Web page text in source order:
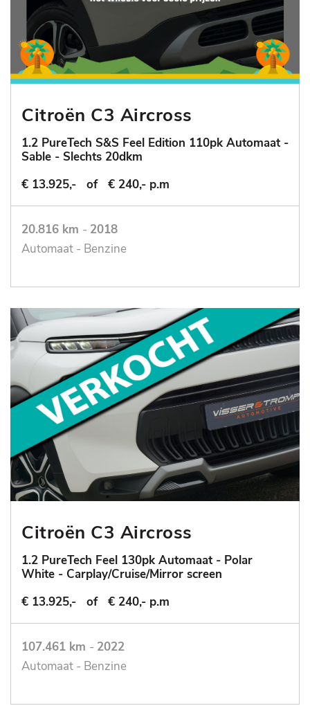
Citroën C3 Aircross
1.2 PureTech S&S Feel Edition 110pk Automaat -
Sable - Slechts 20dkm
€ 13.925,-
of € 240,- p.m
20.816 km - 2018
Automaat - Benzine
Citroën C3 Aircross
1.2 PureTech Feel 130pk Automaat - Polar
White - Carplay/Cruise/Mirror screen
€ 13.925,-
of € 240,- p.m
107.461 km - 2022
Automaat - Benzine